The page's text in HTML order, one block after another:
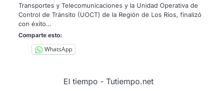
Transportes y Telecomunicaciones y la Unidad Operativa de
Control de Tránsito (UOCT) de la Región de Los Ríos, finalizó
con éxito…
Comparte esto:
WhatsApp
El tiempo - Tutiempo.net